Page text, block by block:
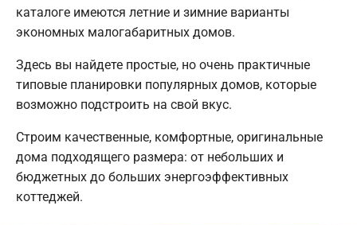
каталоге имеются летние и зимние варианты
экономных малогабаритных домов.
Здесь вы найдете простые, но очень практичные
типовые планировки популярных домов, которые
возможно подстроить на свой вкус.
Строим качественные, комфортные, оригинальные
дома подходящего размера: от небольших и
бюджетных до больших энергоэффективных
коттеджей.